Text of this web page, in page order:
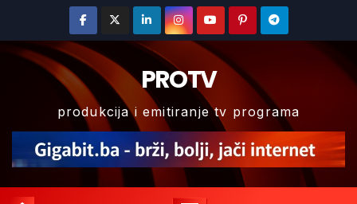
content
PROTV
produkcija i emitiranje tv programa